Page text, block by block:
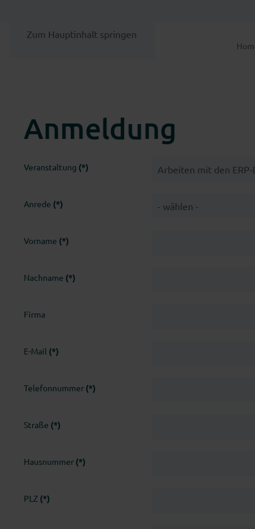
Zum Hauptinhalt springen
Anmeldung
Veranstaltung (*)
Anrede (*)
Vorname (*)
Nachname (*)
Firma
E-Mail (*)
Telefonnummer (*)
Straße (*)
Hausnummer (*)
PLZ (*)